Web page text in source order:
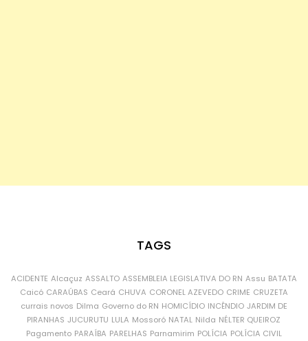
TAGS
ACIDENTE Alcaçuz ASSALTO ASSEMBLEIA LEGISLATIVA DO RN Assu BATATA
Caicó CARAÚBAS Ceará CHUVA CORONEL AZEVEDO CRIME CRUZETA
currais novos Dilma Governo do RN HOMICÍDIO INCÊNDIO JARDIM DE
PIRANHAS JUCURUTU LULA Mossoró NATAL Nilda NÉLTER QUEIROZ
Pagamento PARAÍBA PARELHAS Parnamirim POLÍCIA POLÍCIA CIVIL